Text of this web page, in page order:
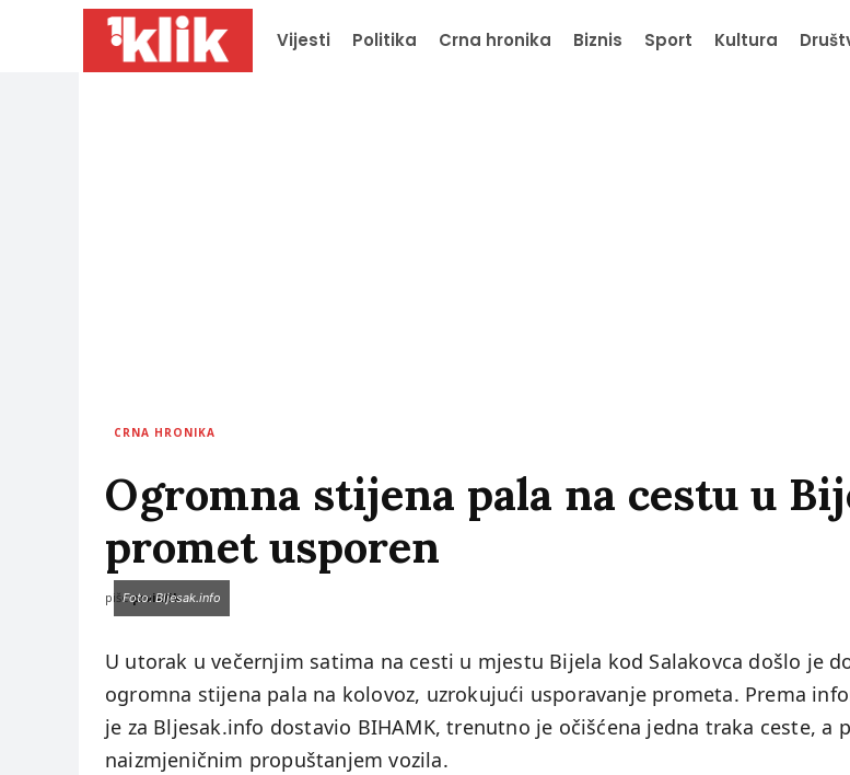
Vijesti Politika Crna hronika Biznis Sport Kultura
CRNA HRONIKA
Ogromna stijena pala na cestu u
promet usporen
piše:prviklik
Foto: Bljesak.info
U utorak u večernjim satima na cesti u mjestu Bijela kod Salakovca došlo je
ogromna stijena pala na kolovoz, uzrokujući usporavanje prometa. Prema
je za Bljesak.info dostavio BIHAMK, trenutno je očišćena jedna traka ceste, a
naizmjeničnim propuštanjem vozila.